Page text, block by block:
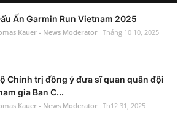
Ấn Garmin Run Vietnam 2025
Kauer - News Moderator Tháng 10 10, 2025
Chính trị đồng ý đưa sĩ quan quân đội
gia Ban C...
Kauer - News Moderator Th12 31, 2025